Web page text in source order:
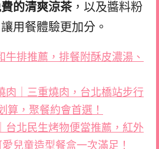
的清爽涼茶，以及醬料粉
用餐體驗更加分。
牛排推薦，排餐附酥皮濃湯、
肉｜三重燒肉，台北橋站步行
算，聚餐約會首選！
台北民生烤物便當推薦，紅外
兒童造型餐盒一次滿足！